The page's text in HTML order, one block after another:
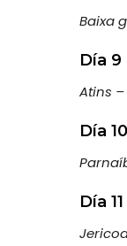
Baixa
Día 9
Atins
Día 10
Día